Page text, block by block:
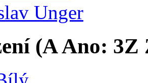
Unger
(AAno: 3Z